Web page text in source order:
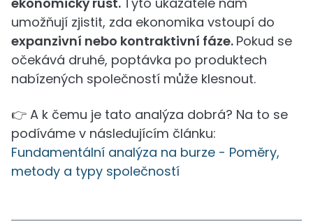
umožňují zjistit, zda ekonomika vstoupí do
expanzivní nebo kontraktivní fáze. Pokud se
očekává druhé, poptávka po produktech
nabízených společností může klesnout.
👉 A k čemu je tato analýza dobrá? Na to se
podíváme v následujícím článku:
Fundamentální analýza na burze - Poměry,
metody a typy společností